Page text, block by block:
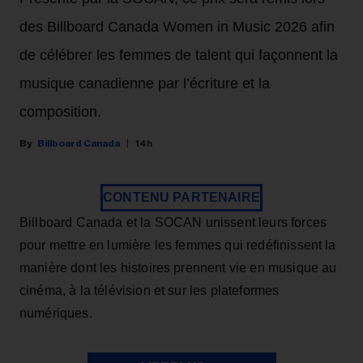
des Billboard Canada Women in Music 2026 afin
de célébrer les femmes de talent qui façonnent la
musique canadienne par l’écriture et la
composition.
Billboard Canada 14h
CONTENU PARTENAIRE
Billboard Canada et la SOCAN unissent leurs forces
pour mettre en lumière les femmes qui redéfinissent la
manière dont les histoires prennent vie en musique au
cinéma, à la télévision et sur les plateformes
numériques.